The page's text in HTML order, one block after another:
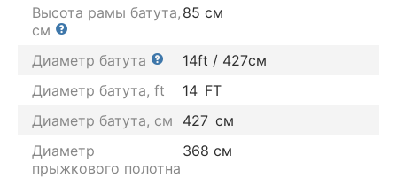
Высота рамы батута,
см
85 см
Диаметр батута
14ft / 427см
Диаметр батута, ft
14 FT
Диаметр батута, см
427 см
Диаметр
прыжкового полотна
368 см